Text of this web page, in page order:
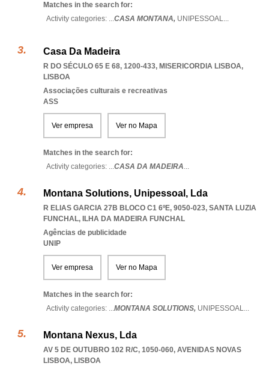
Matches in the search for:
Activity categories: ...CASA MONTANA, UNIPESSOAL...
Casa Da Madeira
R DO SÉCULO 65 E 68, 1200-433, MISERICORDIA LISBOA,
LISBOA
Associações culturais e recreativas
ASS
Ver empresa Ver no Mapa
Matches in the search for:
Activity categories: ...CASA DA MADEIRA...
Montana Solutions, Unipessoal, Lda
R ELIAS GARCIA 27B BLOCO C1 6ºE, 9050-023, SANTA LUZIA
FUNCHAL, ILHA DA MADEIRA FUNCHAL
Agências de publicidade
UNIP
Ver empresa Ver no Mapa
Matches in the search for:
Activity categories: ...MONTANA SOLUTIONS, UNIPESSOAL...
Montana Nexus, Lda
AV 5 DE OUTUBRO 102 R/C, 1050-060, AVENIDAS NOVAS
LISBOA, LISBOA